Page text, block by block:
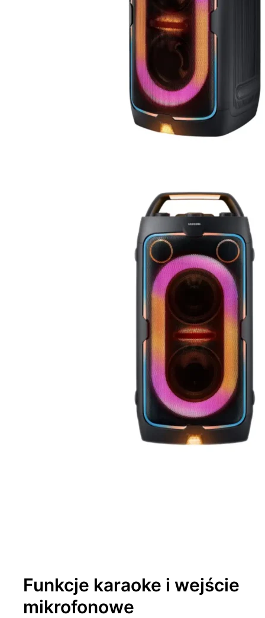
Funkcje karaoke i wejście
mikrofonowe